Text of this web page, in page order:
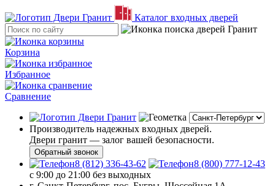
Каталог входных дверей
Корзина
Избранное
Сравнение
Производитель надежных входных дверей.
Двери гранит — залог вашей безопасности.
Обратный звонок
8 (812) 336-43-62
8 (800) 777-12-43
с 9:00 до 21:00 без выходных